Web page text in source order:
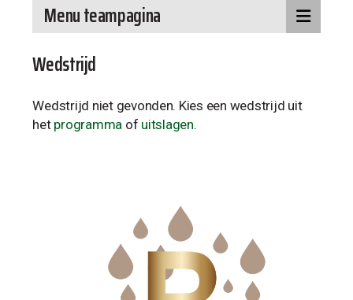
Wedstrijd
Wedstrijd niet gevonden. Kies een wedstrijd uit
het programma of uitslagen.
Menu teampagina